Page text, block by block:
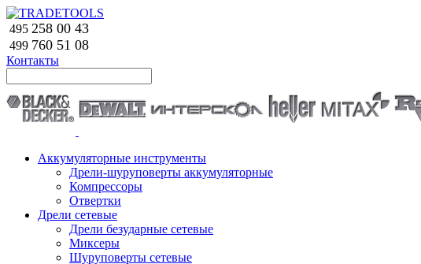
495 258 00 43
499 760 51 08
Контакты
Аккумуляторные инструменты
Дрели-шуруповерты аккумуляторные
Компрессоры
Отвертки
Дрели сетевые
Дрели безударные сетевые
Миксеры
Шуруповерты сетевые